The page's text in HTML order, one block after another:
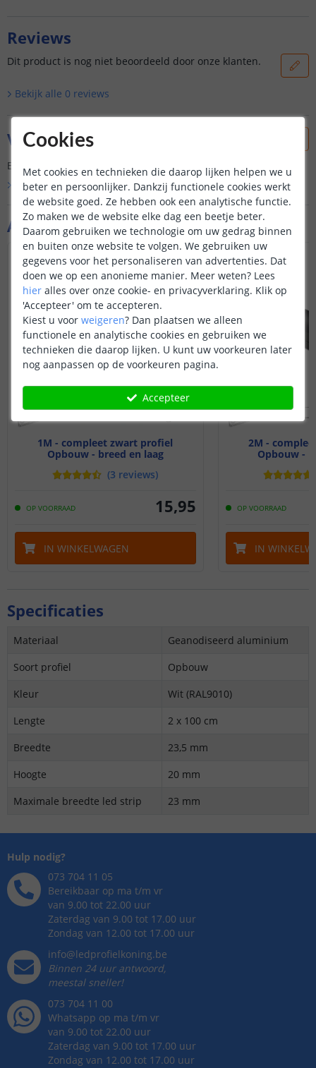
Aanvullende producten
1M - compleet zwart profiel
Opbouw - breed en laag
(3 reviews)
OP VOORRAAD 15,95
IN WINKELWAGEN
2M -
Opbouw -
OP VOORRAAD
IN
Reviews
Dit product is nog niet beoordeeld door onze klanten.
Bekijk alle 0 reviews
Vraag & antwoord
Er is nog geen vraag gesteld over dit product.
Bekijk alle Vraag & antwoord
Specificaties
Materiaal
Geanodiseerd aluminium
Soort profiel
Opbouw
Kleur
Wit (RAL9010)
Lengte
2 x 100 cm
Breedte
23,5 mm
Hoogte
20 mm
Maximale breedte led strip
23 mm
Hulp nodig?
073 704 11 05
Bereikbaar op ma t/m vr
van 9.00 tot 22.00 uur
Zaterdag van 9.00 tot 17.00 uur
Zondag van 12.00 tot 17.00 uur
info@ledprofielkoning.be
Binnen 24 uur antwoord,
meestal sneller!
073 704 11 00
Whatsapp op ma t/m vr
van 9.00 tot 22.00 uur
Zaterdag van 9.00 tot 17.00 uur
Zondag van 12.00 tot 17.00 uur
Cookies
Met cookies en technieken die daarop lijken helpen we u
beter en persoonlijker. Dankzij functionele cookies werkt
de website goed. Ze hebben ook een analytische functie.
Zo maken we de website elke dag een beetje beter.
Daarom gebruiken we technologie om uw gedrag binnen
en buiten onze website te volgen. We gebruiken uw
gegevens voor het personaliseren van advertenties. Dat
doen we op een anonieme manier. Meer weten? Lees
hier alles over onze cookie- en privacyverklaring. Klik op
'Accepteer' om te accepteren.
Kiest u voor weigeren? Dan plaatsen we alleen
functionele en analytische cookies en gebruiken we
technieken die daarop lijken. U kunt uw voorkeuren later
nog aanpassen op de voorkeuren pagina.
Accepteer